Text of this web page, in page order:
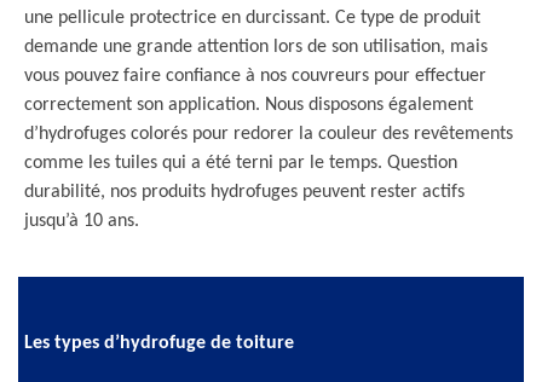
une pellicule protectrice en durcissant. Ce type de produit
demande une grande attention lors de son utilisation, mais
vous pouvez faire confiance à nos couvreurs pour effectuer
correctement son application. Nous disposons également
d’hydrofuges colorés pour redorer la couleur des revêtements
comme les tuiles qui a été terni par le temps. Question
durabilité, nos produits hydrofuges peuvent rester actifs
jusqu’à 10 ans.
Les types d’hydrofuge de toiture